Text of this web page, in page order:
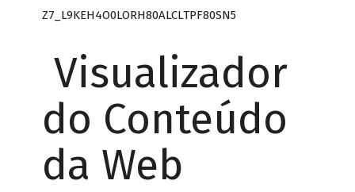
Z7_L9KEH4O0LORH80ALCLTPF80SN5
Visualizador
do Conteúdo
da Web